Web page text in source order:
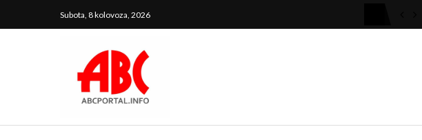
Subota, 8 kolovoza, 2026